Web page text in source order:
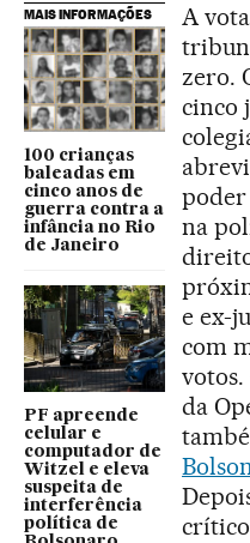
MAIS INFORMAÇÕES
100 crianças
baleadas em
cinco anos de
guerra contra a
infância no Rio
de Janeiro
PF apreende
celular e
computador de
Witzel e eleva
suspeita de
interferência
política de
A
zero.
cinco
na
e ex-
com
da